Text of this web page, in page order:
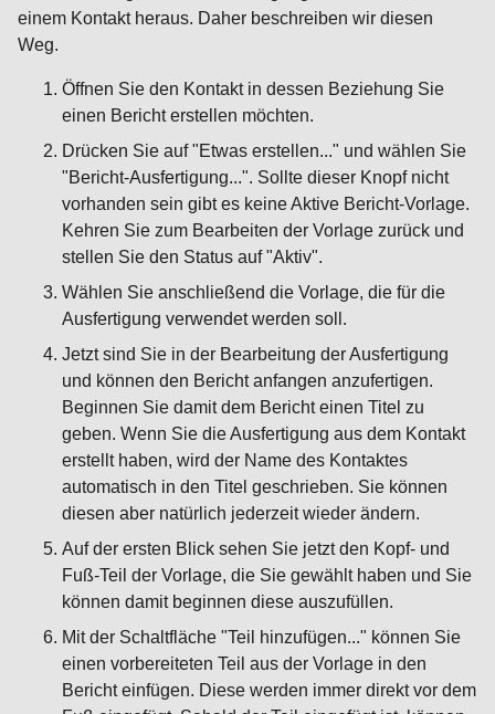
einem Kontakt heraus. Daher beschreiben wir diesen
Weg.
Öffnen Sie den Kontakt in dessen Beziehung Sie
einen Bericht erstellen möchten.
Drücken Sie auf "Etwas erstellen..." und wählen Sie
"Bericht-Ausfertigung...". Sollte dieser Knopf nicht
vorhanden sein gibt es keine Aktive Bericht-Vorlage.
Kehren Sie zum Bearbeiten der Vorlage zurück und
stellen Sie den Status auf "Aktiv".
Wählen Sie anschließend die Vorlage, die für die
Ausfertigung verwendet werden soll.
Jetzt sind Sie in der Bearbeitung der Ausfertigung
und können den Bericht anfangen anzufertigen.
Beginnen Sie damit dem Bericht einen Titel zu
geben. Wenn Sie die Ausfertigung aus dem Kontakt
erstellt haben, wird der Name des Kontaktes
automatisch in den Titel geschrieben. Sie können
diesen aber natürlich jederzeit wieder ändern.
Auf der ersten Blick sehen Sie jetzt den Kopf- und
Fuß-Teil der Vorlage, die Sie gewählt haben und Sie
können damit beginnen diese auszufüllen.
Mit der Schaltfläche "Teil hinzufügen..." können Sie
einen vorbereiteten Teil aus der Vorlage in den
Bericht einfügen. Diese werden immer direkt vor dem